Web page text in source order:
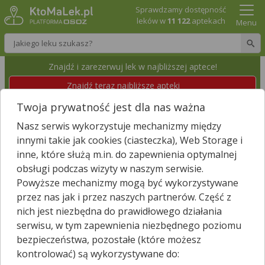
Wpisz nazwę leku
Sprawdzamy dostępność
leków w11 122aptekach Menu
Znajdź i zarezerwuj lek w najbliższej aptece!
Znajdź teraz najbliższe apteki
APTEKA B. MODLIŃSKI SPÓŁKA JAWNA
Warszawa, Antonia Corazziego 9 Wyświetl numer
Id apteki: 10 110
Zamknięta, zapraszamy jutro(08:00 – 14:00)
Znajdź leki w okolicy i zarezerwuj
Godziny otwarcia
Twoja prywatność jest dla nas ważna
Nasz serwis wykorzystuje mechanizmy między
innymi takie jak cookies (ciasteczka), Web Storage i
inne, które służą m.in. do zapewnienia optymalnej
obsługi podczas wizyty w naszym serwisie.
Powyższe mechanizmy mogą być wykorzystywane
przez nas jak i przez naszych partnerów. Część z
nich jest niezbędna do prawidłowego działania
serwisu, w tym zapewnienia niezbędnego poziomu
bezpieczeństwa, pozostałe (które możesz
kontrolować) są wykorzystywane do: